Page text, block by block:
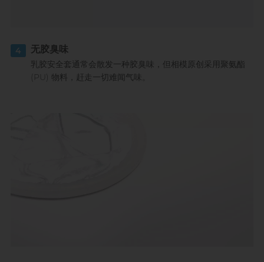
4 无胶臭味
乳胶安全套通常会散发一种胶臭味，但相模原创采用聚氨酯
(PU) 物料，赶走一切难闻气味。